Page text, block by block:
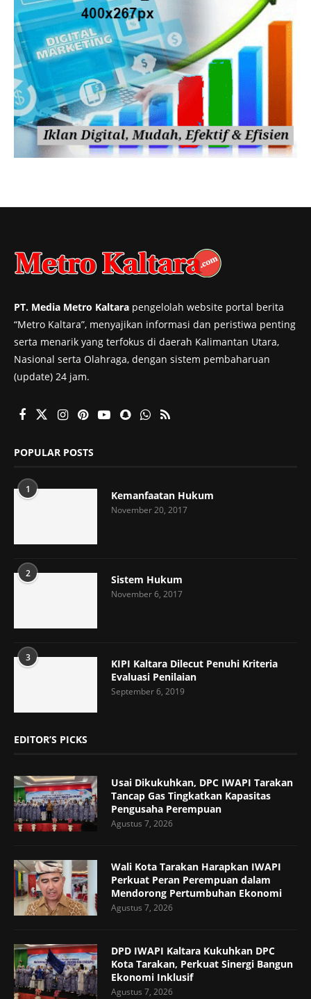
PT. Media Metro Kaltara pengelolah website portal berita
“Metro Kaltara”, menyajikan informasi dan peristiwa penting
serta menarik yang terfokus di daerah Kalimantan Utara,
Nasional serta Olahraga, dengan sistem pembaharuan
(update) 24 jam.
POPULAR POSTS
1 Kemanfaatan Hukum
November 20, 2017
2 Sistem Hukum
November 6, 2017
3
KIPI Kaltara Dilecut Penuhi Kriteria
Evaluasi Penilaian
September 6, 2019
EDITOR’S PICKS
Usai Dikukuhkan, DPC IWAPI Tarakan
Tancap Gas Tingkatkan Kapasitas
Pengusaha Perempuan
Agustus 7, 2026
Wali Kota Tarakan Harapkan IWAPI
Perkuat Peran Perempuan dalam
Mendorong Pertumbuhan Ekonomi
Agustus 7, 2026
DPD IWAPI Kaltara Kukuhkan DPC
Kota Tarakan, Perkuat Sinergi Bangun
Ekonomi Inklusif
Agustus 7, 2026